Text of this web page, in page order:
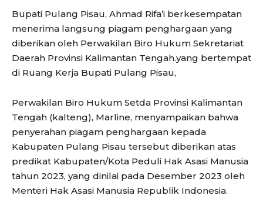
Bupati Pulang Pisau, Ahmad Rifa’i berkesempatan
menerima langsung piagam penghargaan yang
diberikan oleh Perwakilan Biro Hukum Sekretariat
Daerah Provinsi Kalimantan Tengah.yang bertempat
di Ruang Kerja Bupati Pulang Pisau,
Perwakilan Biro Hukum Setda Provinsi Kalimantan
Tengah (kalteng), Marline, menyampaikan bahwa
penyerahan piagam penghargaan kepada
Kabupaten Pulang Pisau tersebut diberikan atas
predikat Kabupaten/Kota Peduli Hak Asasi Manusia
tahun 2023, yang dinilai pada Desember 2023 oleh
Menteri Hak Asasi Manusia Republik Indonesia.